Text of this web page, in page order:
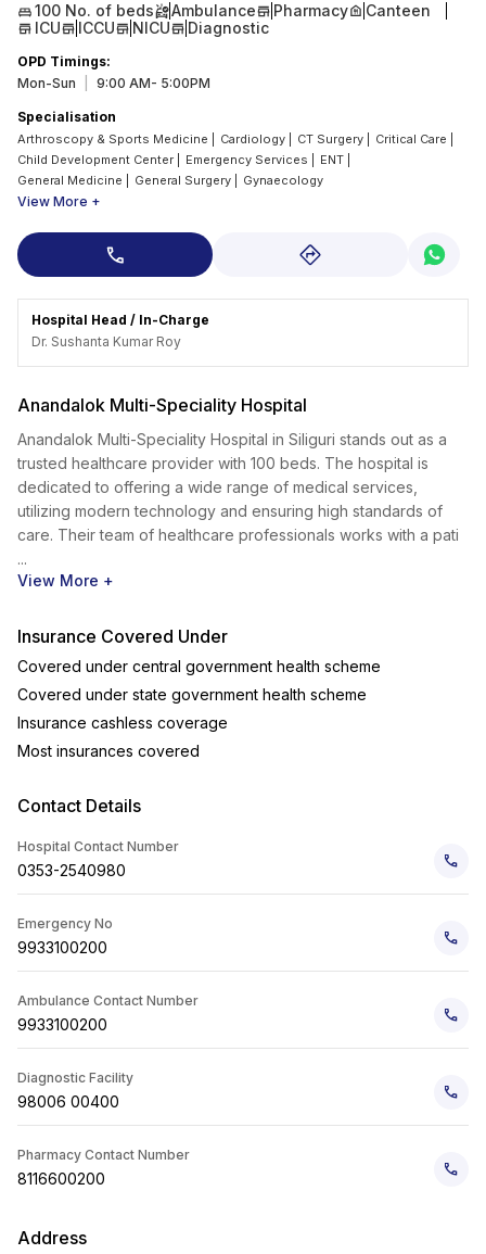
100 No. of beds Ambulance Pharmacy
Canteen
ICU
ICCU NICU Diagnostic
OPD Timings:
Mon-Sun
9:00 AM- 5:00PM
Specialisation
Arthroscopy & Sports Medicine Cardiology CT Surgery Critical Care
Child Development Center
Emergency Services ENT
General Medicine
General Surgery Gynaecology
View More +
Hospital Head / In-Charge
Dr. Sushanta Kumar Roy
Anandalok Multi-Speciality Hospital
Anandalok Multi-Speciality Hospital in Siliguri stands out as a
trusted healthcare provider with 100 beds. The hospital is
dedicated to offering a wide range of medical services,
utilizing modern technology and ensuring high standards of
care. Their team of healthcare professionals works with a pati
...
View More +
Insurance Covered Under
Covered under central government health scheme
Covered under state government health scheme
Insurance cashless coverage
Most insurances covered
Contact Details
Hospital Contact Number
0353-2540980
Emergency No
9933100200
Ambulance Contact Number
9933100200
Diagnostic Facility
98006 00400
Pharmacy Contact Number
8116600200
Address